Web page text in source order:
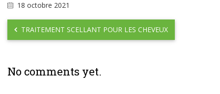
18 octobre 2021
TRAITEMENT SCELLANT POUR LES CHEVEUX
No comments yet.